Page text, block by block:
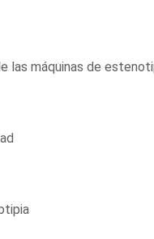
las máquinas de